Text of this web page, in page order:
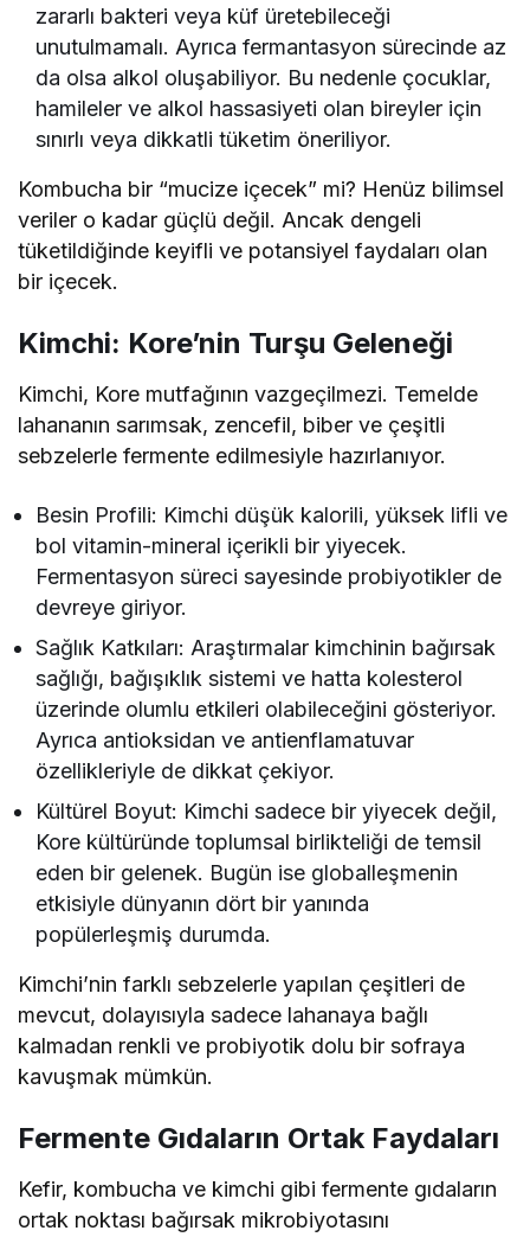
zararlı bakteri veya küf üretebileceği
unutulmamalı. Ayrıca fermantasyon sürecinde az
da olsa alkol oluşabiliyor. Bu nedenle çocuklar,
hamileler ve alkol hassasiyeti olan bireyler için
sınırlı veya dikkatli tüketim öneriliyor.
Kombucha bir “mucize içecek” mi? Henüz bilimsel
veriler o kadar güçlü değil. Ancak dengeli
tüketildiğinde keyifli ve potansiyel faydaları olan
bir içecek.
Kimchi: Kore’nin Turşu Geleneği
Kimchi, Kore mutfağının vazgeçilmezi. Temelde
lahananın sarımsak, zencefil, biber ve çeşitli
sebzelerle fermente edilmesiyle hazırlanıyor.
Besin Profili: Kimchi düşük kalorili, yüksek lifli ve
bol vitamin-mineral içerikli bir yiyecek.
Fermentasyon süreci sayesinde probiyotikler de
devreye giriyor.
Sağlık Katkıları: Araştırmalar kimchinin bağırsak
sağlığı, bağışıklık sistemi ve hatta kolesterol
üzerinde olumlu etkileri olabileceğini gösteriyor.
Ayrıca antioksidan ve antienflamatuvar
özellikleriyle de dikkat çekiyor.
Kültürel Boyut: Kimchi sadece bir yiyecek değil,
Kore kültüründe toplumsal birlikteliği de temsil
eden bir gelenek. Bugün ise globalleşmenin
etkisiyle dünyanın dört bir yanında
popülerleşmiş durumda.
Kimchi’nin farklı sebzelerle yapılan çeşitleri de
mevcut, dolayısıyla sadece lahanaya bağlı
kalmadan renkli ve probiyotik dolu bir sofraya
kavuşmak mümkün.
Fermente Gıdaların Ortak Faydaları
Kefir, kombucha ve kimchi gibi fermente gıdaların
ortak noktası bağırsak mikrobiyotasını